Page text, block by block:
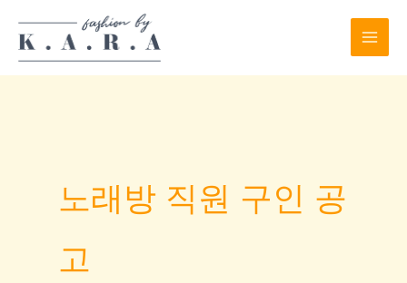
content
노래방 직원 구인 공
고